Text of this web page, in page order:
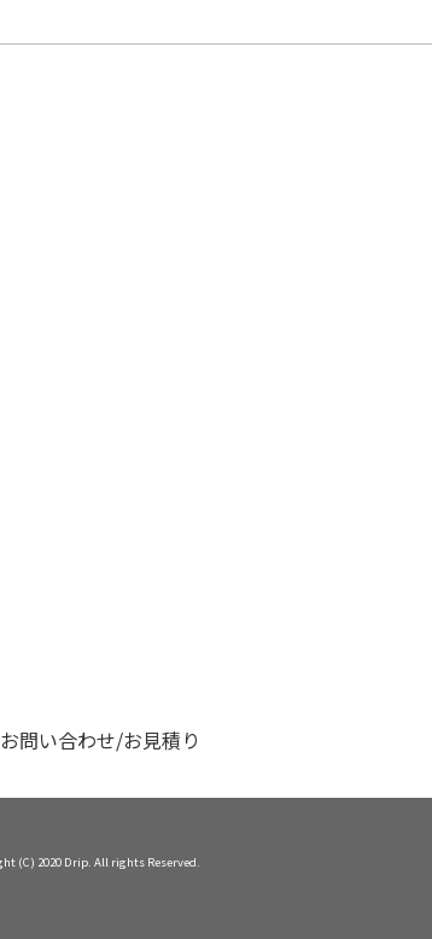
お問い合わせ/お見積り
(C) 2020 Drip. All rights Reserved.